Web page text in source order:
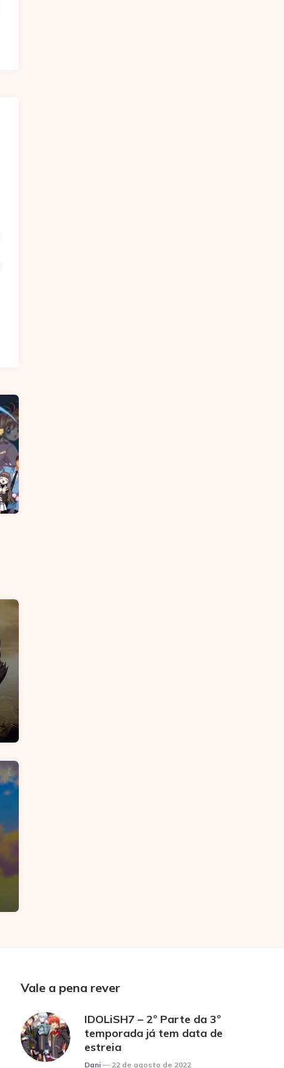
Vale a pena rever
IDOLiSH7 – 2º Parte da 3º
temporada já tem data de
estreia
Posted
Dani 22 de agosto de 2022